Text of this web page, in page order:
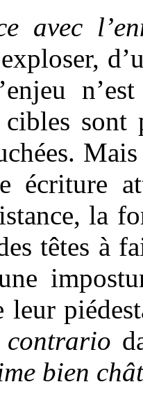
avec
cibles
écriture
la
têtes à
leur
bien